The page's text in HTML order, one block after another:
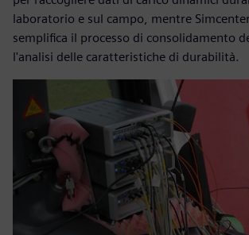
laboratorio e sul campo, mentre
semplifica il processo di consolidamento
l'analisi delle caratteristiche di durabilità.